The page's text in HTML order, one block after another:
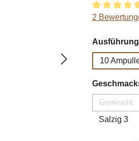
2
Ausführung
10
Gemischt
Salzig 3